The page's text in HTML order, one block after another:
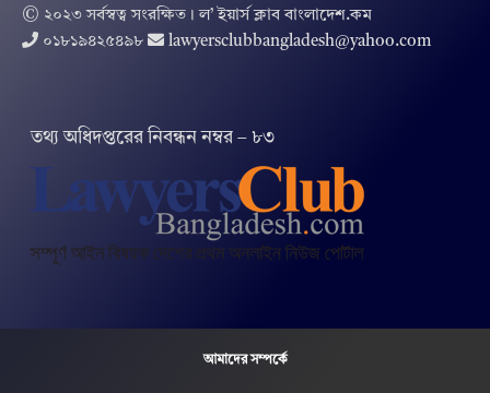
© ২০২৩ সর্বস্বত্ব সংরক্ষিত । ল’ ইয়ার্স ক্লাব বাংলাদেশ.কম
০১৮১৯৪২৫৪৯৮
lawyersclubbangladesh@yahoo.com
তথ‌্য অ‌ধিদপ্ত‌রের নিবন্ধন নম্বর – ৮৩
আমাদের সম্পর্কে